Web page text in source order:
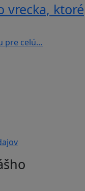
vrecka, ktoré
pre celú…